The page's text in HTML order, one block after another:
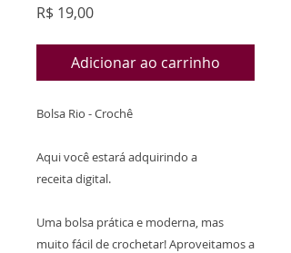
R$ 19,00Preço
Adicionar ao carrinho
Bolsa Rio - Crochê
Aqui você estará adquirindo a
receita digital.
Uma bolsa prática e moderna, mas
muito fácil de crochetar! Aproveitamos a